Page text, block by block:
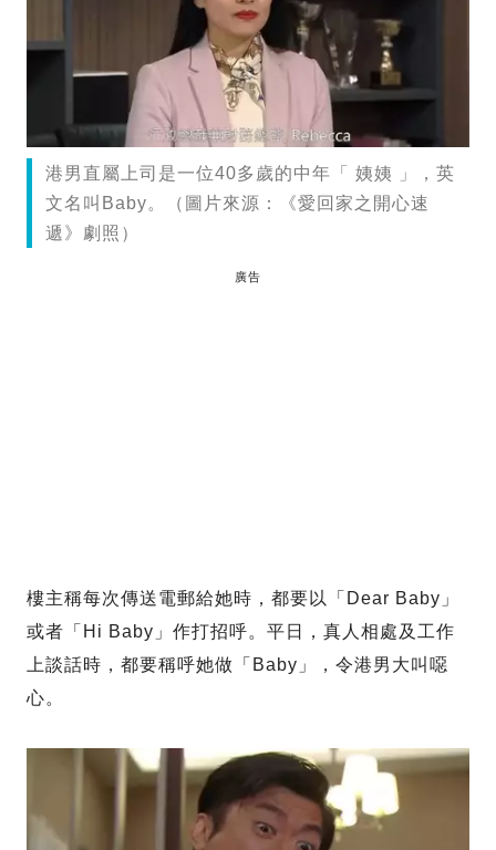
港男直屬上司是一位40多歲的中年「 姨姨 」，英
文名叫Baby。（圖片來源：《愛回家之開心速
遞》劇照）
廣告
樓主稱每次傳送電郵給她時，都要以「Dear Baby」
或者「Hi Baby」作打招呼。平日，真人相處及工作
上談話時，都要稱呼她做「Baby」，令港男大叫噁
心。